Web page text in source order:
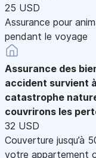
25 USD
Assurance pour
pendant le voyage
Assurance des
accident survient
catastrophe
couvrirons les
32 USD
Couverture jusqu’à
votre appartement